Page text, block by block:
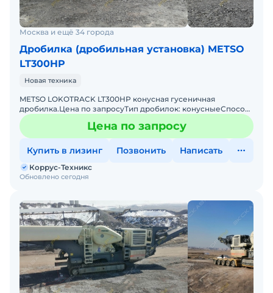
Москва и ещё 34 города
Дробилка (дробильная установка) METSO
LT300HP
Новая техника
METSO LOKOTRACK LT300HP конусная гусеничная
дробилка.Цена по запросуТип дробилок: конусныеСпособ
перемещения: самоходныеСамая популярная в мире и РФ
Конусная Др
Цена по запросу
Купить в лизинг Позвонить Написать
Обновлено сегодня
Коррус-Техникс